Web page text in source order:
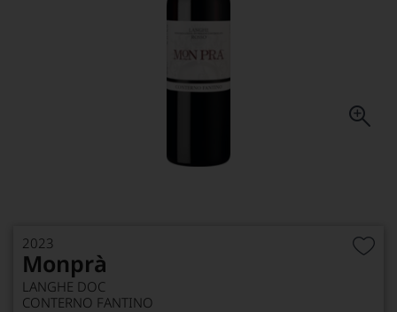
2023
Monprà
LANGHE DOC
CONTERNO FANTINO